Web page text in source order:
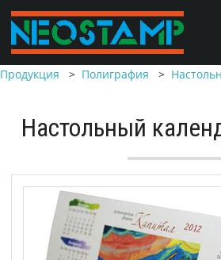
Продукция > Полиграфия >
Настольный